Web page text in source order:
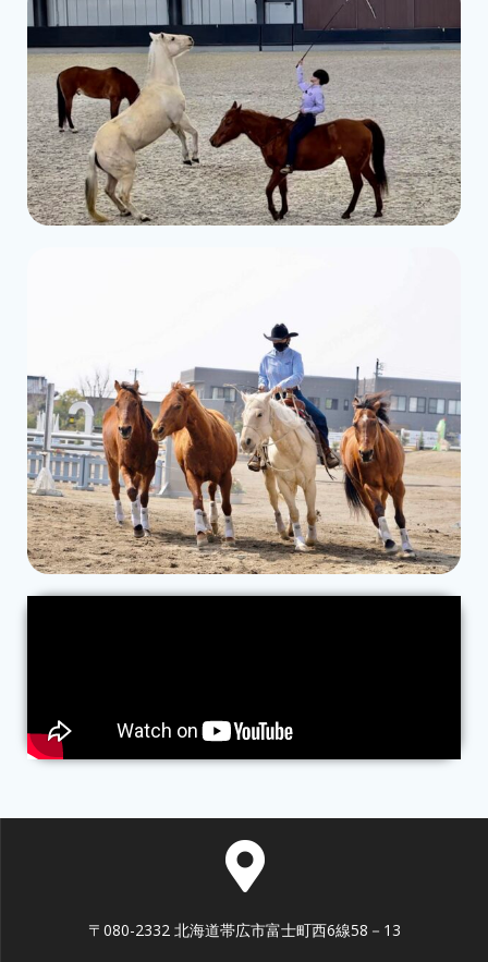
〒080-2332 北海道帯広市富士町西6線58－13